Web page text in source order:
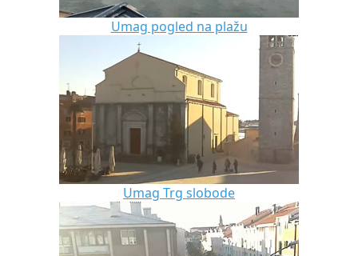
Umag pogled na plažu
Umag Trg slobode